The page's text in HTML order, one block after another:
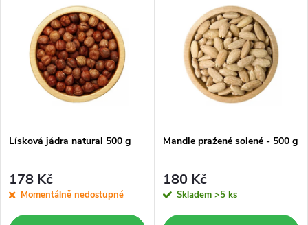
p
r
Abecedně
s
p
r
Lísková jádra natural 500 g
178 Kč
Momentálně nedostupné
Mandle pražené solené - 500 g
180 Kč
Skladem >5 ks